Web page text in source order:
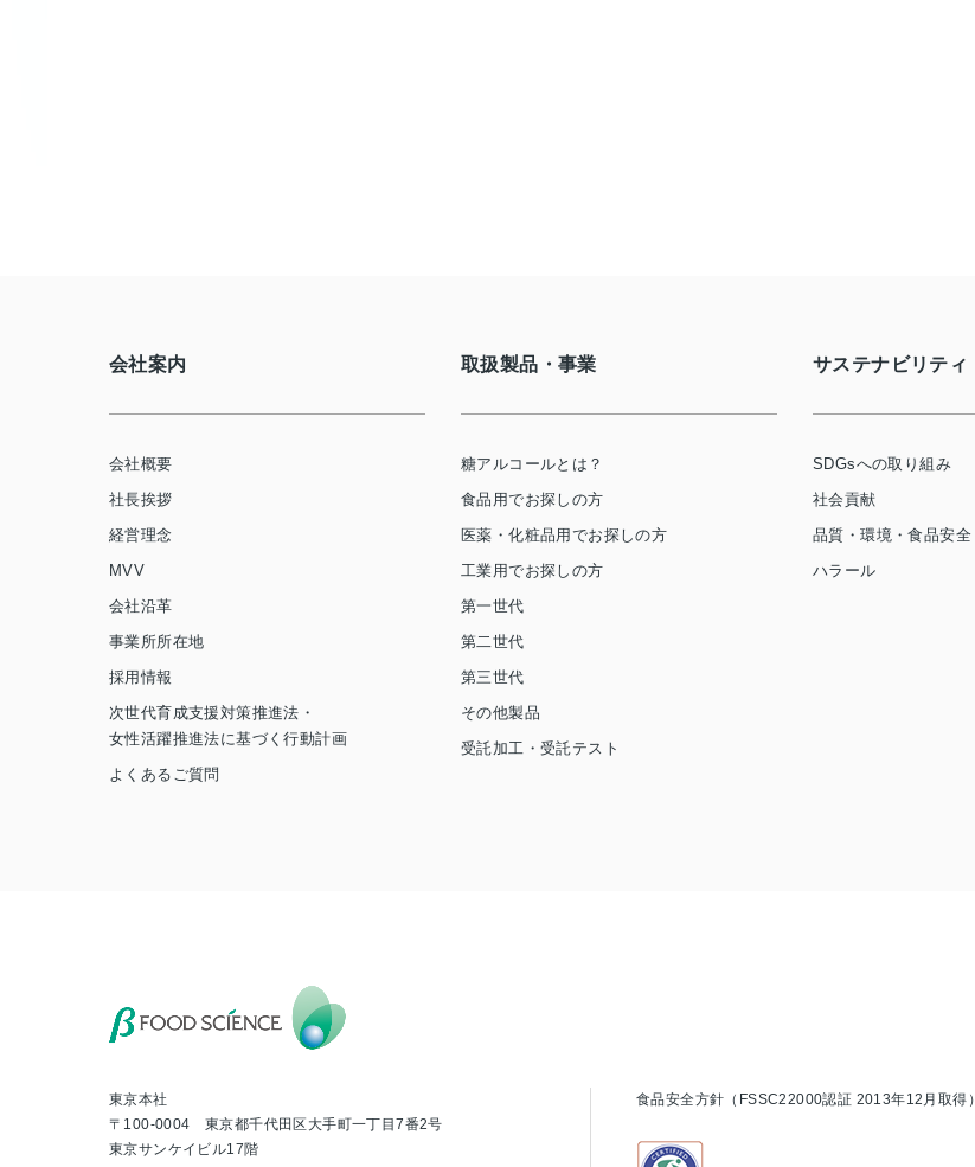
会社案内
会社概要
社長挨拶
経営理念
MVV
会社沿革
事業所所在地
採用情報
次世代育成支援対策推進法・
女性活躍推進法に基づく行動計画
よくあるご質問
取扱製品・事業
糖アルコールとは？
食品用でお探しの方
医薬・化粧品用でお探しの方
工業用でお探しの方
第一世代
第二世代
第三世代
その他製品
受託加工・受託テスト
サステナビリティ
SDGsへの取り組み
社会貢献
品質・環境・食品安全
ハラール
東京本社
〒100-0004 東京都千代田区大手町一丁目7番2号
東京サンケイビル17階
食品安全方針（FSSC22000認証 2013年12月取得）